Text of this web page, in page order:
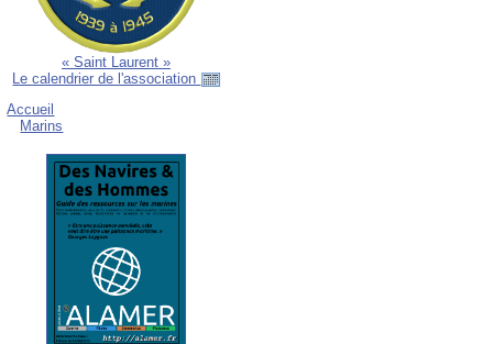
« Saint Laurent »
Le calendrier de l'association
Accueil
Marins